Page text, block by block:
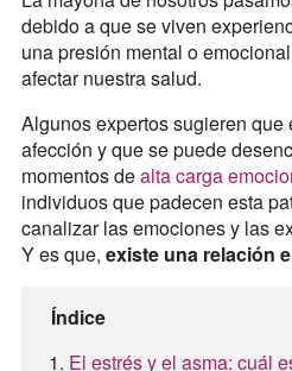
debido a que se viven
una presión mental o
afectar nuestra salud.
Algunos expertos sugieren que
afección y que se puede
momentos dealta carga
individuos que padecen esta
canalizar las emociones y las
Y es que, existe una relación
Índice
El estrés y el asma: cuál